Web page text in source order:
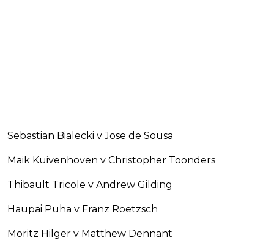
Sebastian Bialecki v Jose de Sousa
Maik Kuivenhoven v Christopher Toonders
Thibault Tricole v Andrew Gilding
Haupai Puha v Franz Roetzsch
Moritz Hilger v Matthew Dennant